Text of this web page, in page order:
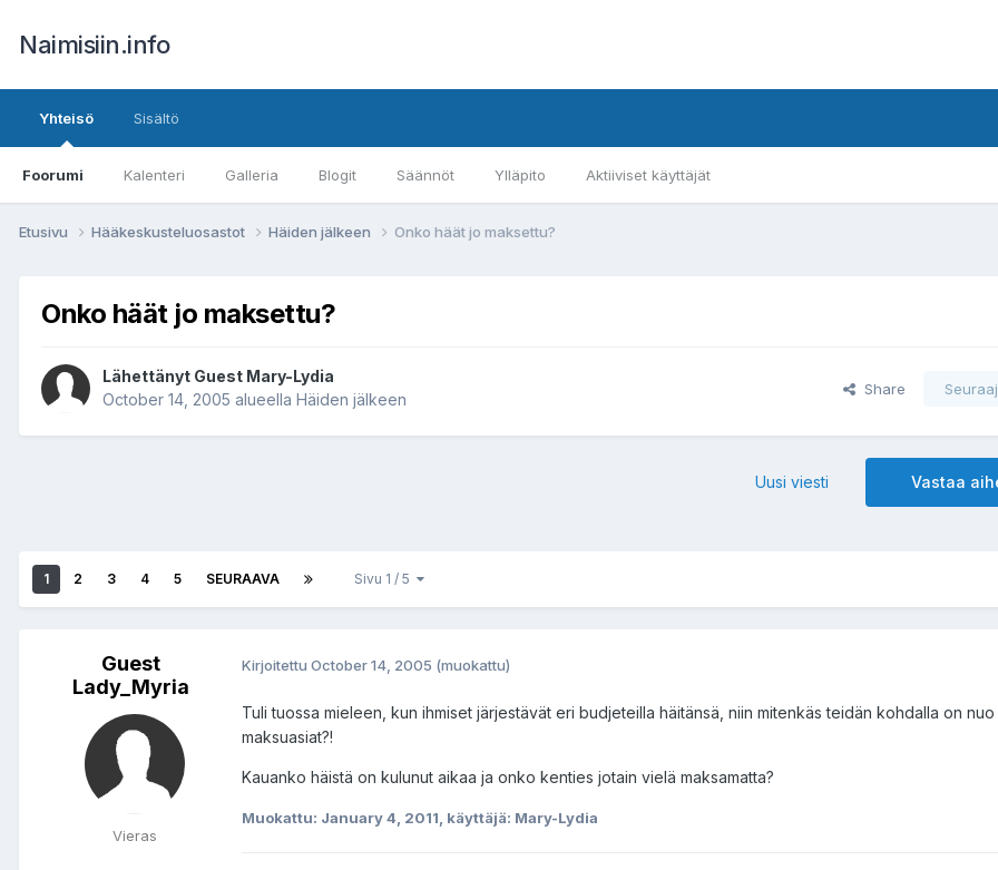
Naimisiin.info
Yhteisö
Foorumi Kalenteri Galleria Blogit Säännöt Ylläpito Aktiiviset käyttäjät
Sisältö
Etusivu Hääkeskusteluosastot Häiden jälkeen Onko häät jo maksettu?
Onko häät jo maksettu?
Lähettänyt Guest Mary-Lydia
October 14, 2005 alueella Häiden jälkeen
Share
Vastaa
Uusi viesti
1 2 3 4 5 SEURAAVA Sivu 1 / 5
Guest
Lady_Myria
Vieras
Kirjoitettu October 14, 2005 (muokattu)
Tuli tuossa mieleen, kun ihmiset järjestävät eri budjeteilla häitänsä, niin mitenkäs teidän kohdalla on nuo
maksuasiat?!
Kauanko häistä on kulunut aikaa ja onko kenties jotain vielä maksamatta?
Muokattu: January 4, 2011 , käyttäjä: Mary-Lydia